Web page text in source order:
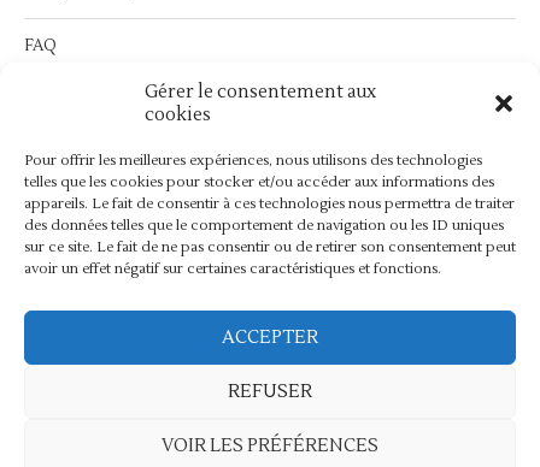
Gérer le consentement aux
cookies
Pour offrir les meilleures expériences, nous utilisons des technologies
telles que les cookies pour stocker et/ou accéder aux informations des
appareils. Le fait de consentir à ces technologies nous permettra de traiter
des données telles que le comportement de navigation ou les ID uniques
sur ce site. Le fait de ne pas consentir ou de retirer son consentement peut
avoir un effet négatif sur certaines caractéristiques et fonctions.
ACCEPTER
REFUSER
VOIR LES PRÉFÉRENCES
FAQ
Service Après Vente :contact@bymathilda.com
BACK TO TOP